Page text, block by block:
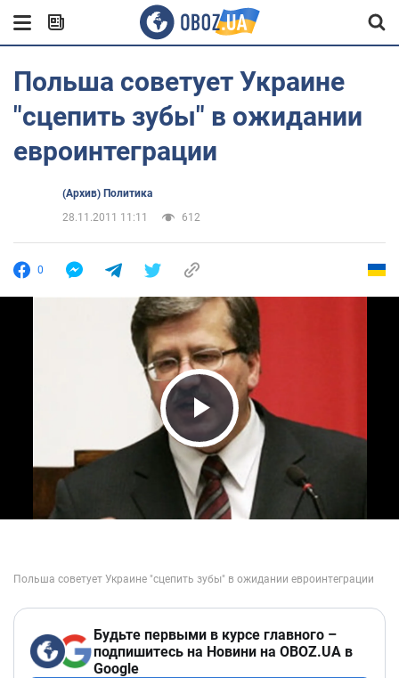
Польша советует Украине
"сцепить зубы" в ожидании
евроинтеграции
(Архив) Политика
28.11.2011 11:11
612
0
Play Video
Будьте первыми в курсе главного –
подпишитесь на Новини на OBOZ.UA в
Google